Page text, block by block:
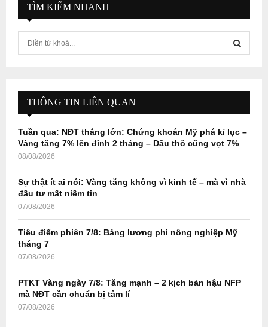
TÌM KIẾM NHANH
f
r
E
A
R
H
THÔNG TIN LIÊN QUAN
Tuần qua: NĐT thắng lớn: Chứng khoán Mỹ phá kỉ lục –
Vàng tăng 7% lên đỉnh 2 tháng – Dầu thô cũng vọt 7%
08/08/2026
Sự thật ít ai nói: Vàng tăng không vì kinh tế – mà vì nhà
đầu tư mất niềm tin
07/08/2026
Tiêu điểm phiên 7/8: Bảng lương phi nông nghiệp Mỹ
tháng 7
07/08/2026
PTKT Vàng ngày 7/8: Tăng mạnh – 2 kịch bản hậu NFP
mà NĐT cần chuẩn bị tâm lí
07/08/2026